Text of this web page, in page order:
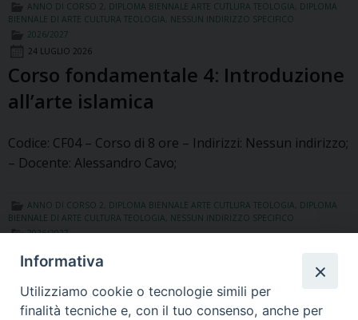
ANNO DI CORSO 2 DIPLOMA BIENNALE ARTE CUTLURA TEOLOGIA DIPLOMA
BIENNALE DI ARTE CULTURA TEOLOGIA NESSUN INDIRIZZO SPECIFICO
2026/2027
24 LUGLIO 2026
Corso fondamentale 4: Introduzione
all’arte islamica
Codice: CF04 – Corso di 8 ore – Indirizzi: Nessun indirizzo;
– Docente: Alessandro Cavo;
ANNO DI CORSO 2 DIPLOMA BIENNALE ARTE CUTLURA TEOLOGIA DIPLOMA
BIENNALE DI ARTE CULTURA TEOLOGIA NESSUN INDIRIZZO SPECIFICO
2026/2027
Il Pellegrinaggio nella Roma
paleocristiana
Informativa
Utilizziamo cookie o tecnologie simili per
finalità tecniche e, con il tuo consenso, anche per